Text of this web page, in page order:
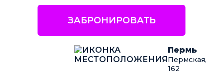
ЗАБРОНИРОВАТЬ
Пермь
Пермская,
162